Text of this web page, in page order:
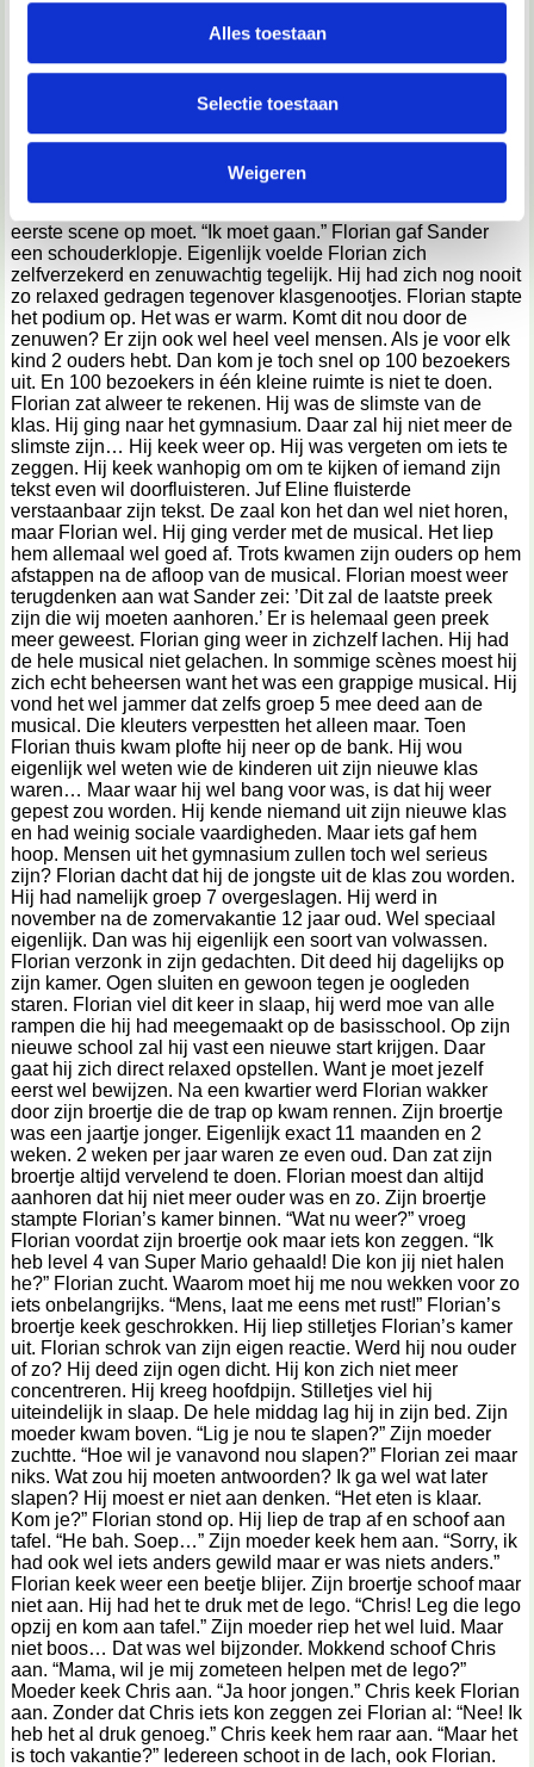
en om ons websiteverkeer te analyseren. Ook delen we
informatie over jouw gebruik van onze site met onze
partners kunnen deze gegevens combineren met andere
informatie die je aan ze hebt verstrekt of die ze hebben
verzameld op basis van jouw gebruik van hun services.
We werken samen met 67 derdendie uw gegevens
kunnen ontvangen en verwerken.
Alles toestaan
Selectie toestaan
Weigeren
stootte Florian aan. Florian glimlachte. Florian lachte altijd,
zelfs als hij pijn had. Hij zei altijd dat lachen gezond is.
Florian moest nu eventjes niet meer lachen. Hij had namelijk
de hoofdrol in de musical. Hij was heel erg zenuwachtig. Hij
minuten was de meester eindelijk klaar met zijn preek. “Dat
werd tijd.” Zei Florian tegen Sander. “Hehe, misschien komt
er na de musical ook nog wel een preek, zoals elk jaar…”
Florian zuchtte. “Nee toch?” Juf Eline riep iedereen die de
eerste scene op moet. “Ik moet gaan.” Florian gaf Sander
een schouderklopje. Eigenlijk voelde Florian zich
zelfverzekerd en zenuwachtig tegelijk. Hij had zich nog nooit
zo relaxed gedragen tegenover klasgenootjes. Florian stapte
het podium op. Het was er warm. Komt dit nou door de
zenuwen? Er zijn ook wel heel veel mensen. Als je voor elk
kind 2 ouders hebt. Dan kom je toch snel op 100 bezoekers
uit. En 100 bezoekers in één kleine ruimte is niet te doen.
Florian zat alweer te rekenen. Hij was de slimste van de
klas. Hij ging naar het gymnasium. Daar zal hij niet meer de
slimste zijn… Hij keek weer op. Hij was vergeten om iets te
zeggen. Hij keek wanhopig om om te kijken of iemand zijn
tekst even wil doorfluisteren. Juf Eline fluisterde
verstaanbaar zijn tekst. De zaal kon het dan wel niet horen,
maar Florian wel. Hij ging verder met de musical. Het liep
hem allemaal wel goed af. Trots kwamen zijn ouders op hem
afstappen na de afloop van de musical. Florian moest weer
terugdenken aan wat Sander zei: ’Dit zal de laatste preek
zijn die wij moeten aanhoren.’ Er is helemaal geen preek
meer geweest. Florian ging weer in zichzelf lachen. Hij had
de hele musical niet gelachen. In sommige scènes moest hij
zich echt beheersen want het was een grappige musical. Hij
vond het wel jammer dat zelfs groep 5 mee deed aan de
musical. Die kleuters verpestten het alleen maar. Toen
Florian thuis kwam plofte hij neer op de bank. Hij wou
eigenlijk wel weten wie de kinderen uit zijn nieuwe klas
waren… Maar waar hij wel bang voor was, is dat hij weer
gepest zou worden. Hij kende niemand uit zijn nieuwe klas
en had weinig sociale vaardigheden. Maar iets gaf hem
hoop. Mensen uit het gymnasium zullen toch wel serieus
zijn? Florian dacht dat hij de jongste uit de klas zou worden.
Hij had namelijk groep 7 overgeslagen. Hij werd in
november na de zomervakantie 12 jaar oud. Wel speciaal
eigenlijk. Dan was hij eigenlijk een soort van volwassen.
Florian verzonk in zijn gedachten. Dit deed hij dagelijks op
zijn kamer. Ogen sluiten en gewoon tegen je oogleden
staren. Florian viel dit keer in slaap, hij werd moe van alle
rampen die hij had meegemaakt op de basisschool. Op zijn
nieuwe school zal hij vast een nieuwe start krijgen. Daar
gaat hij zich direct relaxed opstellen. Want je moet jezelf
eerst wel bewijzen. Na een kwartier werd Florian wakker
door zijn broertje die de trap op kwam rennen. Zijn broertje
was een jaartje jonger. Eigenlijk exact 11 maanden en 2
weken. 2 weken per jaar waren ze even oud. Dan zat zijn
broertje altijd vervelend te doen. Florian moest dan altijd
aanhoren dat hij niet meer ouder was en zo. Zijn broertje
stampte Florian’s kamer binnen. “Wat nu weer?” vroeg
Florian voordat zijn broertje ook maar iets kon zeggen. “Ik
heb level 4 van Super Mario gehaald! Die kon jij niet halen
he?” Florian zucht. Waarom moet hij me nou wekken voor zo
iets onbelangrijks. “Mens, laat me eens met rust!” Florian’s
broertje keek geschrokken. Hij liep stilletjes Florian’s kamer
uit. Florian schrok van zijn eigen reactie. Werd hij nou ouder
of zo? Hij deed zijn ogen dicht. Hij kon zich niet meer
concentreren. Hij kreeg hoofdpijn. Stilletjes viel hij
uiteindelijk in slaap. De hele middag lag hij in zijn bed. Zijn
moeder kwam boven. “Lig je nou te slapen?” Zijn moeder
zuchtte. “Hoe wil je vanavond nou slapen?” Florian zei maar
niks. Wat zou hij moeten antwoorden? Ik ga wel wat later
slapen? Hij moest er niet aan denken. “Het eten is klaar.
Kom je?” Florian stond op. Hij liep de trap af en schoof aan
tafel. “He bah. Soep…” Zijn moeder keek hem aan. “Sorry, ik
had ook wel iets anders gewild maar er was niets anders.”
Florian keek weer een beetje blijer. Zijn broertje schoof maar
niet aan. Hij had het te druk met de lego. “Chris! Leg die lego
opzij en kom aan tafel.” Zijn moeder riep het wel luid. Maar
niet boos… Dat was wel bijzonder. Mokkend schoof Chris
aan. “Mama, wil je mij zometeen helpen met de lego?”
Moeder keek Chris aan. “Ja hoor jongen.” Chris keek Florian
aan. Zonder dat Chris iets kon zeggen zei Florian al: “Nee! Ik
heb het al druk genoeg.” Chris keek hem raar aan. “Maar het
is toch vakantie?” Iedereen schoot in de lach, ook Florian.